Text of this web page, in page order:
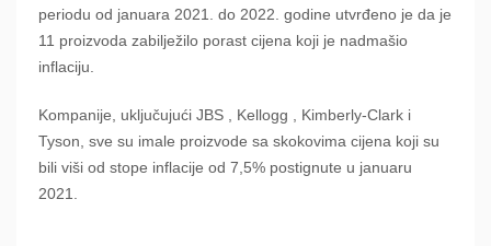
periodu od januara 2021. do 2022. godine utvrđeno je da je
11 proizvoda zabilježilo porast cijena koji je nadmašio
inflaciju.
Kompanije, uključujući JBS , Kellogg , Kimberly-Clark i
Tyson, sve su imale proizvode sa skokovima cijena koji su
bili viši od stope inflacije od 7,5% postignute u januaru
2021.